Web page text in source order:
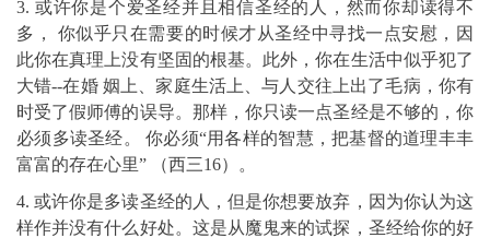
3. 或许你是个爱圣经并且相信圣经的人，然而你却读得不
多， 你似乎只在需要的时候才从圣经中寻找一点安慰，因
此你在真理上没有坚固的根基。此外，你在生活中似乎犯了
大错--在婚 姻上、家庭生活上、与人交往上出了毛病，你有
时受了假师傅的误导。那样，你只读一点圣经是不够的，你
必须多读圣经。 你必须“用各样的智慧，把基督的道理丰丰
富富的存在心里” （西三16）。
4. 或许你是多读圣经的人，但是你想要放弃，因为你认为这
样作并没有什么好处。这是从魔鬼来的试探，圣经给你的好